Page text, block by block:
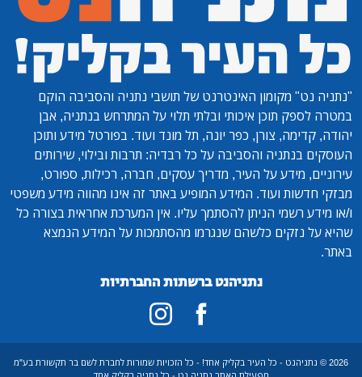
"נתניה נט" מקומון האינטרנט של תושבי נתניה והסביבה הוקם
במטרה לספק תוכן איכותי ובלתי תלוי על המתרחש בנתניה, אבן
יהודה, קדימה, צורן, כפר יונה, תל מונד ועוד. בפורטל מידע ותוכן
העוסקים בנתניה והסביבה על כל רבדיה: תרבות ובילוי, שירותים
עירוניים, מידע על העיר, מדריך עסקים, חברה, רכילות, ספורט,
מבזקי חדשות ועוד. המידע המופיע באתר זה אינו מהווה מידע משפטי
ו/או מידע רשמי הניתן להסתמך עליו. אין המערכת אחראית בצורה כל
שהיא על נזקים כלשהם שנגרמו מהסתמכות על המידע הנמצא
באתר.
נתניהנט ברשתות החברתיות
2026 © נתניהנט - כל העיר בקליק אחד! - כל הזכויות שמורות לחברת לשם בר תקשורת בע"מ